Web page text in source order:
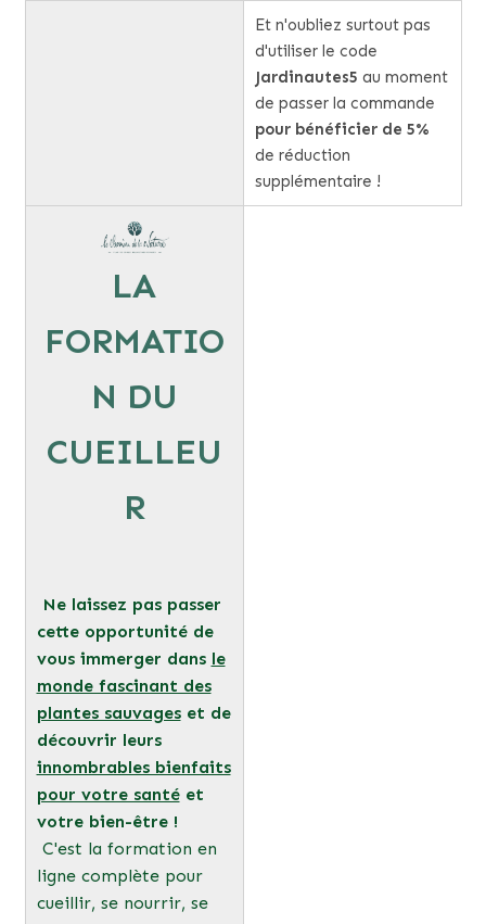
Et n'oubliez surtout pas
d'utiliser le code
Jardinautes5 au moment
de passer la commande
pour bénéficier de 5%
de réduction
supplémentaire !
LA
FORMATIO
N DU
CUEILLEU
R
Ne laissez pas passer
cette opportunité de
vous immerger dans le
monde fascinant des
plantes sauvageset de
découvrir leurs
innombrables bienfaits
pour votre santéet
votre bien-être !
C'est la formation en
ligne complète pour
cueillir, se nourrir, se